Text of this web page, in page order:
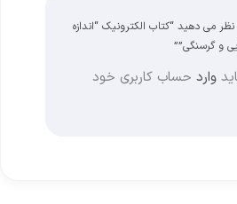
می دهید “کتاب الکترونیک “اندازه
و گرسنگی””
واردحساب کاربری خود